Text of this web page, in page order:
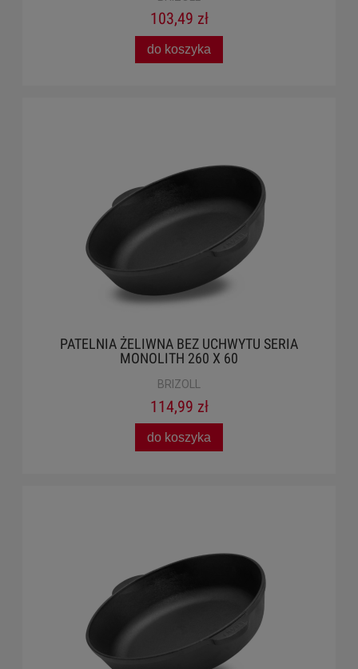
103,49 zł
do koszyka
PATELNIA ŻELIWNA BEZ UCHWYTU SERIA
MONOLITH 260 X 60
BRIZOLL
114,99 zł
do koszyka